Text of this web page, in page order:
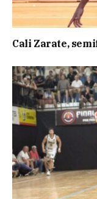
Cali Zarate,